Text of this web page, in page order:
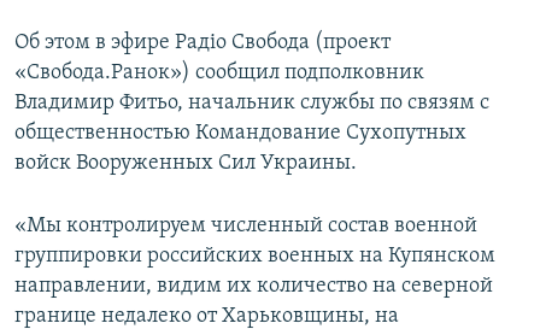
ПОБЕДИТЕЛЕЙ НЕ СУДЯТ?
КРЫМ.НЕПОКОРЕННЫЙ
ELIFBE
ПРИСОЕДИНЯЙТЕСЬ!
Все сайты RFE/RL
Об этом в эфире Радіо Свобода (проект
«Свобода.Ранок») сообщил подполковник
Владимир Фитьо, начальник службы по связям с
общественностью Командование Сухопутных
войск Вооруженных Сил Украины.
«Мы контролируем численный состав военной
группировки российских военных на Купянском
направлении, видим их количество на северной
границе недалеко от Харьковщины, на